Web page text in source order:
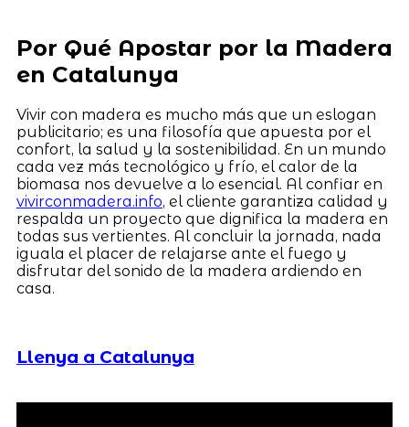
Por Qué Apostar por la Madera
en Catalunya
Vivir con madera es mucho más que un eslogan
publicitario; es una filosofía que apuesta por el
confort, la salud y la sostenibilidad. En un mundo
cada vez más tecnológico y frío, el calor de la
biomasa nos devuelve a lo esencial. Al confiar en
vivirconmadera.info, el cliente garantiza calidad y
respalda un proyecto que dignifica la madera en
todas sus vertientes. Al concluir la jornada, nada
iguala el placer de relajarse ante el fuego y
disfrutar del sonido de la madera ardiendo en
casa.
Llenya a Catalunya